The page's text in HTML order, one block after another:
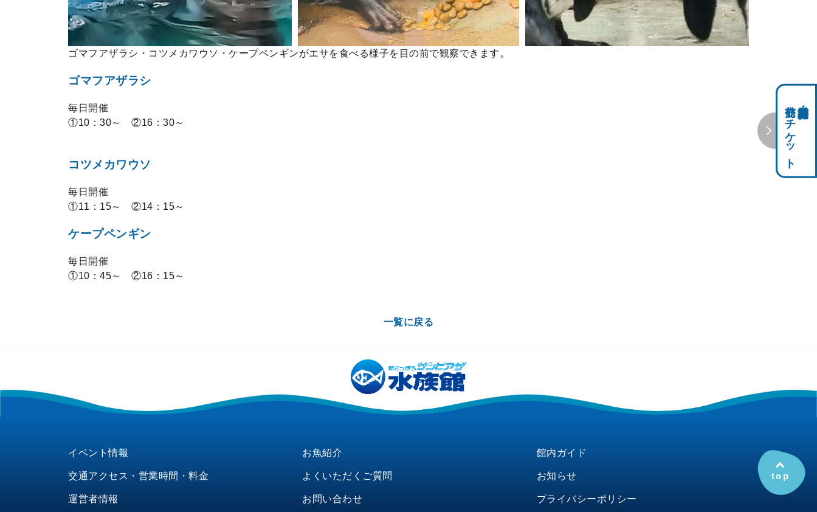
ゴマフアザラシ・コツメカワウソ・ケープペンギンがエサを食べる様子を目の前で観察できます。
ゴマフアザラシ
毎日開催
①10：30～ ②16：30～
コツメカワウソ
毎日開催
①11：15～ ②14：15～
ケープペンギン
毎日開催
①10：45～ ②16：15～
一覧に戻る
前売りチケット
イベント情報 お魚紹介 館内ガイド
交通アクセス・営業時間・料金 よくいただくご質問 お知らせ
運営者情報 お問い合わせ プライバシーポリシー
top